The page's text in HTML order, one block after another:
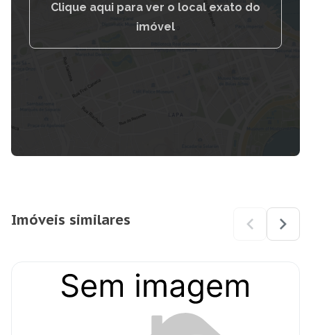
Clique aqui para ver o local exato do
imóvel
Imóveis similares